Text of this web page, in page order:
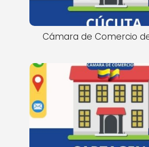
Cámara de Comercio